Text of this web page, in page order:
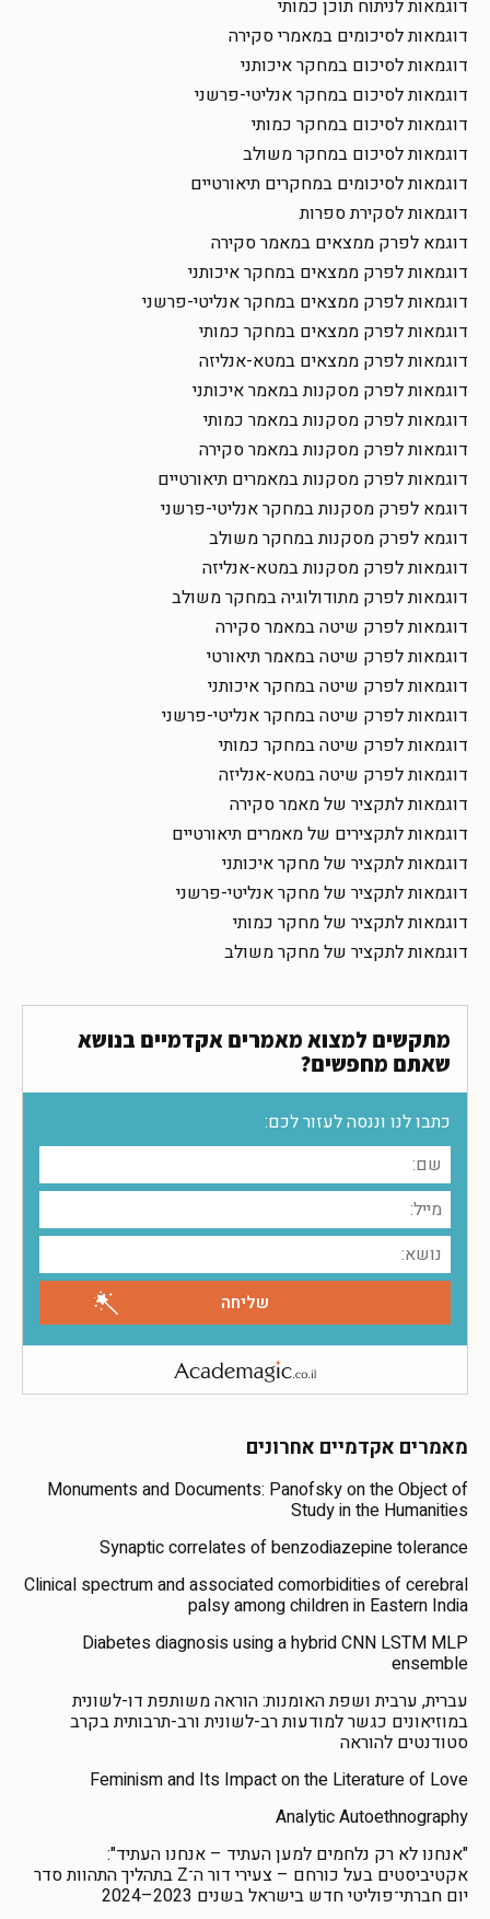
דוגמאות לניתוח תוכן כמותי
דוגמאות לסיכומים במאמרי סקירה
דוגמאות לסיכום במחקר איכותני
דוגמאות לסיכום במחקר אנליטי-פרשני
דוגמאות לסיכום במחקר כמותי
דוגמאות לסיכום במחקר משולב
דוגמאות לסיכומים במחקרים תיאורטיים
דוגמאות לסקירת ספרות
דוגמא לפרק ממצאים במאמר סקירה
דוגמאות לפרק ממצאים במחקר איכותני
דוגמאות לפרק ממצאים במחקר אנליטי-פרשני
דוגמאות לפרק ממצאים במחקר כמותי
דוגמאות לפרק ממצאים במטא-אנליזה
דוגמאות לפרק מסקנות במאמר איכותני
דוגמאות לפרק מסקנות במאמר כמותי
דוגמאות לפרק מסקנות במאמר סקירה
דוגמאות לפרק מסקנות במאמרים תיאורטיים
דוגמא לפרק מסקנות במחקר אנליטי-פרשני
דוגמא לפרק מסקנות במחקר משולב
דוגמאות לפרק מסקנות במטא-אנליזה
דוגמאות לפרק מתודולוגיה במחקר משולב
דוגמאות לפרק שיטה במאמר סקירה
דוגמאות לפרק שיטה במאמר תיאורטי
דוגמאות לפרק שיטה במחקר איכותני
דוגמאות לפרק שיטה במחקר אנליטי-פרשני
דוגמאות לפרק שיטה במחקר כמותי
דוגמאות לפרק שיטה במטא-אנליזה
דוגמאות לתקציר של מאמר סקירה
דוגמאות לתקצירים של מאמרים תיאורטיים
דוגמאות לתקציר של מחקר איכותני
דוגמאות לתקציר של מחקר אנליטי-פרשני
דוגמאות לתקציר של מחקר כמותי
דוגמאות לתקציר של מחקר משולב
מתקשים למצוא מאמרים אקדמיים בנושא
שאתם מחפשים?
כתבו לנו וננסה לעזור לכם:
מאמרים אקדמיים אחרונים
Monuments and Documents: Panofsky on the Object of
Study in the Humanities
Synaptic correlates of benzodiazepine tolerance
Clinical spectrum and associated comorbidities of cerebral
palsy among children in Eastern India
Diabetes diagnosis using a hybrid CNN LSTM MLP
ensemble
עברית, ערבית ושפת האומנות: הוראה משותפת דו-לשונית
במוזיאונים כגשר למודעות רב-לשונית ורב-תרבותית בקרב
סטודנטים להוראה
Feminism and Its Impact on the Literature of Love
Analytic Autoethnography
"אנחנו לא רק נלחמים למען העתיד – אנחנו העתיד":
אקטיביסטים בעל כורחם – צעירי דור ה־Z בתהליך התהוות סדר
יום חברתי־פוליטי חדש בישראל בשנים 2023–2024